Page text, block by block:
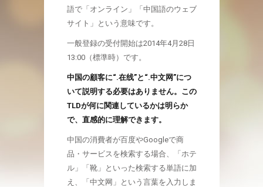
語で「オンライン」「中国語のウェブ
サイト」という意味です。
一般登録の受付開始は2014年4月28日
13:00（標準時）です。
中国の顧客に“.在线”と“.中文网”につ
いて説明する必要はありません。この
TLDが何に関連しているかは明らか
で、直感的に理解できます。
中国の消費者が百度やGoogleで商
品・サービスを検索する場合、「ホテ
ル」「靴」といった検索する単語に加
え、「中文网」という言葉を入力しま